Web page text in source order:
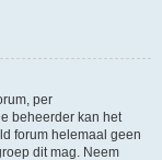
per
beheerder kan het
forum helemaal geen
dit mag. Neem